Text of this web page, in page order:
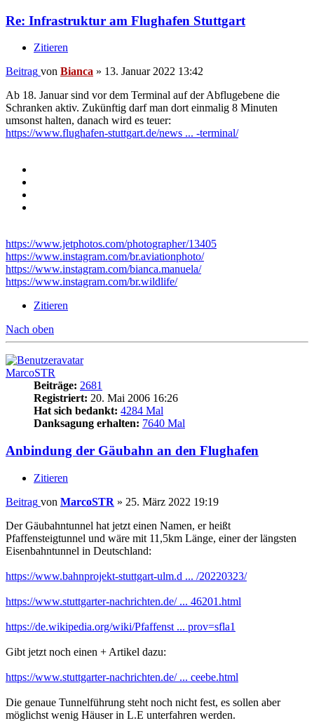
Re: Infrastruktur am Flughafen Stuttgart
Zitieren
Beitrag von Bianca » 13. Januar 2022 13:42
Ab 18. Januar sind vor dem Terminal auf der Abflugebene die
Schranken aktiv. Zukünftig darf man dort einmalig 8 Minuten
umsonst halten, danach wird es teuer:
https://www.flughafen-stuttgart.de/news ... -terminal/
https://www.jetphotos.com/photographer/13405
https://www.instagram.com/br.aviationphoto/
https://www.instagram.com/bianca.manuela/
https://www.instagram.com/br.wildlife/
Zitieren
Nach oben
MarcoSTR
Beiträge: 2681
Registriert: 20. Mai 2006 16:26
Hat sich bedankt: 4284 Mal
Danksagung erhalten: 7640 Mal
Anbindung der Gäubahn an den Flughafen
Zitieren
Beitrag von MarcoSTR » 25. März 2022 19:19
Der Gäubahntunnel hat jetzt einen Namen, er heißt
Pfaffensteigtunnel und wäre mit 11,5km Länge, einer der längsten
Eisenbahntunnel in Deutschland:
https://www.bahnprojekt-stuttgart-ulm.d ... /20220323/
https://www.stuttgarter-nachrichten.de/ ... 46201.html
https://de.wikipedia.org/wiki/Pfaffenst ... prov=sfla1
Gibt jetzt noch einen + Artikel dazu:
https://www.stuttgarter-nachrichten.de/ ... ceebe.html
Die genaue Tunnelführung steht noch nicht fest, es sollen aber
möglichst wenig Häuser in L.E unterfahren werden.